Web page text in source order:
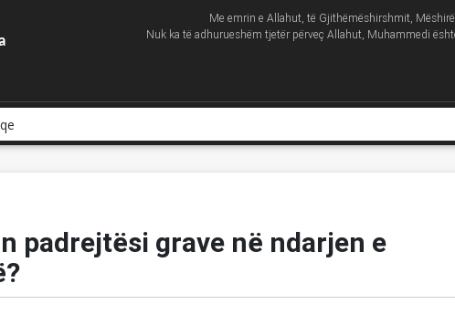
Me emrin e Allahut, të Gjithëmëshirshmit,
Nuk ka të adhurueshëm tjetër përveç Allahut, Muhammedi
padrejtësi grave në ndarjen e